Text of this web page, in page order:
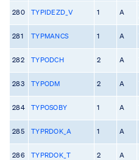
280 TYPIDEZD_V 1 A
281 TYPMANCS 1 A
282 TYPODCH 2 A
283 TYPODM 2 A
284 TYPOSOBY 1 A
285 TYPRDOK_A 1 A
286 TYPRDOK_T 2 A